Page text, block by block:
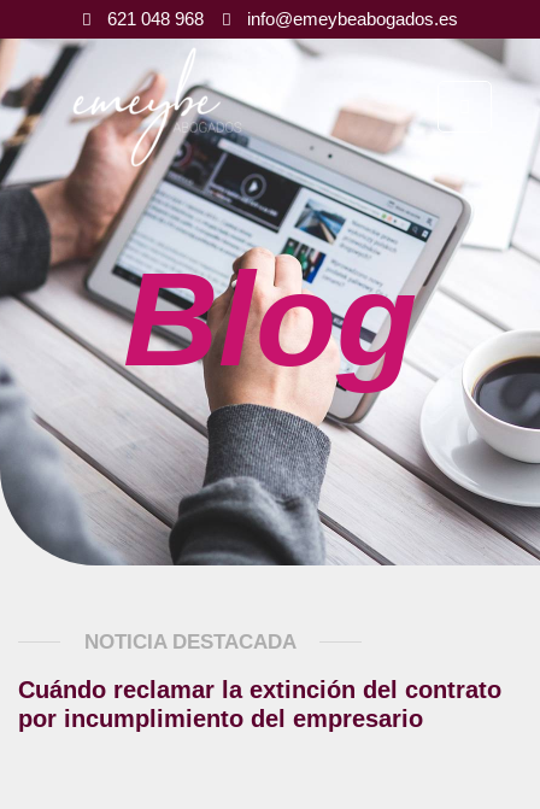
621 048 968 info@emeybeabogados.es
Blog
NOTICIA DESTACADA
Cuándo reclamar la extinción del contrato
por incumplimiento del empresario